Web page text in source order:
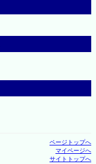
ページトップへ
マイページへ
サイトトップへ